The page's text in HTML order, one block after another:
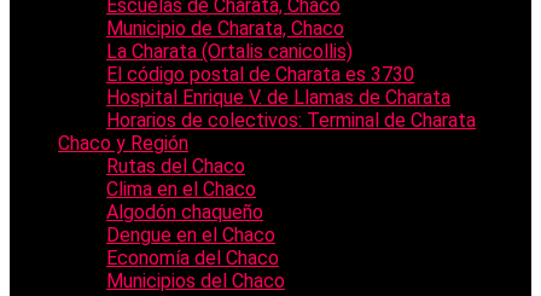
Escuelas de Charata, Chaco
Municipio de Charata, Chaco
La Charata (Ortalis canicollis)
El código postal de Charata es 3730
Hospital Enrique V. de Llamas de Charata
Horarios de colectivos: Terminal de Charata
Chaco y Región
Rutas del Chaco
Clima en el Chaco
Algodón chaqueño
Dengue en el Chaco
Economía del Chaco
Municipios del Chaco